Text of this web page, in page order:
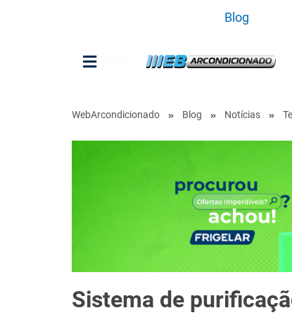
Blog
WebArcondicionado Blog Notícias
Sistema de